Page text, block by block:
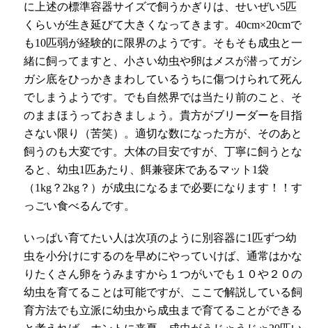
に上述の標準容器サイズで飼うかぎりは、せいぜい5匹
くらいが生き延びて大きくなってきます。 40cm×20cmで
も10匹弱が経験的に限界のようです。そもそも成虫と一
緒に飼ってますと、小さい幼虫や卵はメスが潜ってガシ
ガシ底をひっかきまわしているうちに傷つけられて死ん
でしまうようです。でも自然界では当たり前のこと、そ
のままほうっておきましょう。貴方がブリーダーを目指
さない限り（苦笑）。適切な数になった方が、そのあと
飼うのも大変です。大体の目安ですが、丁寧に飼うとな
ると、幼虫1 匹あたり、餌兼寝床であるマット 1袋
（1kg ？ 2kg ？）が成虫になるまで必要になります！！す
っごい食べるんです。
いっぱい育てたい人は次項のように別容器に1 匹ずつ幼
虫を小分けにするのを早めにやっていけば、通常はかな
りたくさん卵をうみますから１つがいでも１０や２０の
幼虫を育てることは可能ですが、ここで解説している飼
育方法でも立派に幼虫から成虫まで育てることができる